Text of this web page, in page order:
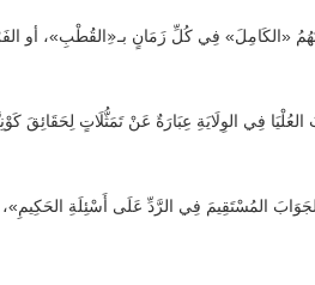
«الكَامِلَ» فِي كُلِّ زَمَانٍ بـ«ِالقُطْبِ»، أو
فِي الوِلَايَةِ عِبَارَةٌ عَنْ تَمَثُّلَاتٍ لِحَقَائِقَ
المُسْتَقِيمَ فِي الرَّدِّ عَلَى أَسْئِلَةِ